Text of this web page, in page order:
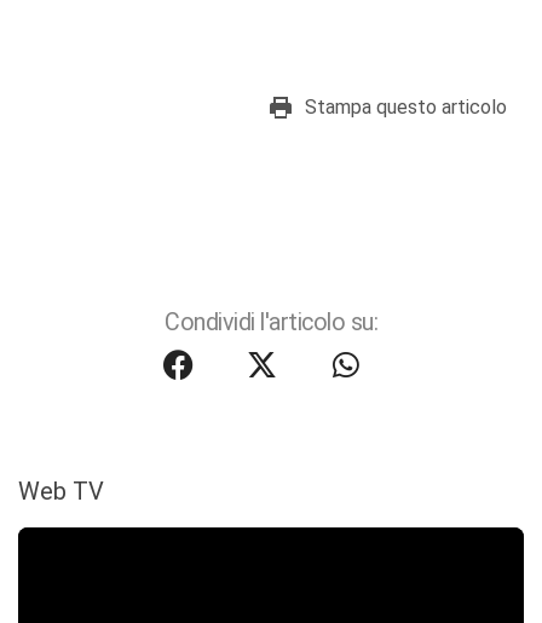
Stampa questo articolo
Condividi l'articolo su:
Web TV